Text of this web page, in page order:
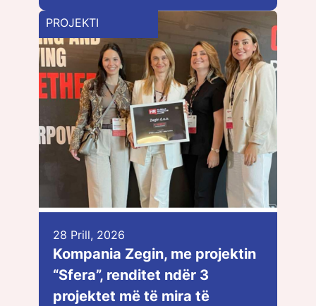
PROJEKTI
28 Prill, 2026
Kompania Zegin, me projektin
“Sfera”, renditet ndër 3
projektet më të mira të